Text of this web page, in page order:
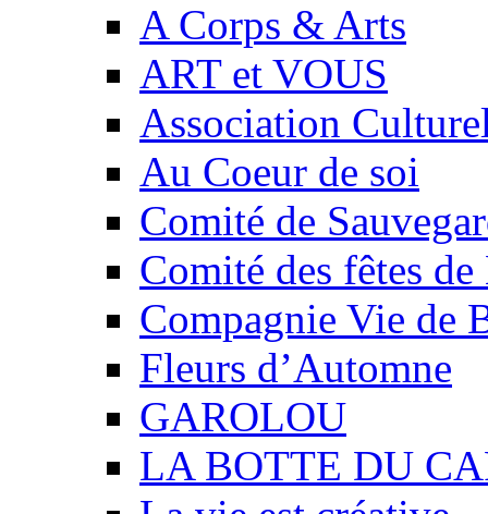
A Corps & Arts
ART et VOUS
Association
Au Coeur de soi
Comité de
Comité des fêtes
Compagnie Vie de
Fleurs d’Automne
GAROLOU
LA BOTTE DU